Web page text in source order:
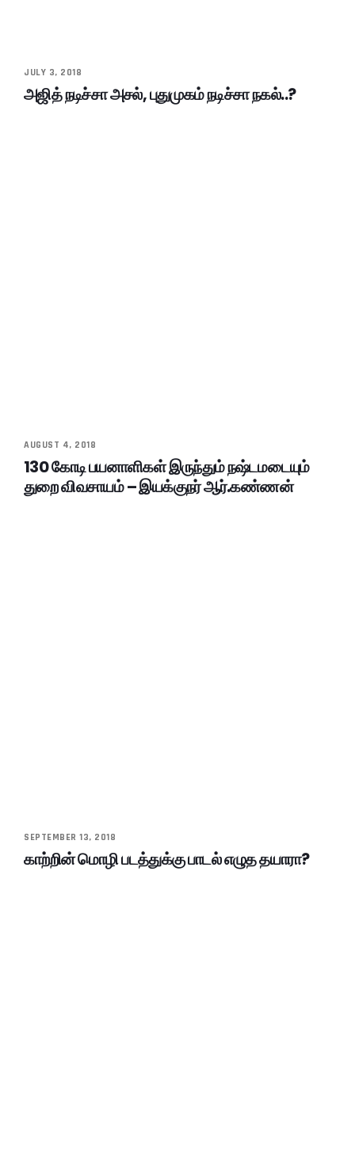
JULY 3, 2018
அஜித் நடிச்சா அசல், புதுமுகம் நடிச்சா நகல்..?
AUGUST 4, 2018
130 கோடி பயனாளிகள் இருந்தும் நஷ்டமடையும்
துறை விவசாயம் – இயக்குநர் ஆர்.கண்ணன்
SEPTEMBER 13, 2018
காற்றின் மொழி படத்துக்கு பாடல் எழுத தயாரா?